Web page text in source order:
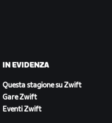
IN EVIDENZA
Questa stagione su Zwift
Gare Zwift
Eventi Zwift